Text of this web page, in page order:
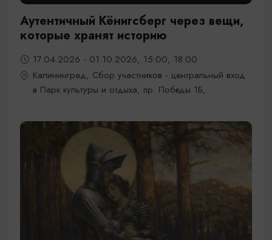
Аутентичный Кёнигсберг через вещи,
которые хранят историю
17.04.2026 - 01.10.2026, 15:00, 18:00
Калининград, Сбор участников - центральный вход
в Парк культуры и отдыха, пр. Победы 1Б,